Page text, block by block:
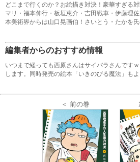
どこまで行くのか？お絵描き対決！豪華すぎる
マリ・福本伸行・板垣恵介・吉田戦車・伊藤理
本美術界からは山口晃画伯！さいとう・たかを氏
編集者からのおすすめ情報
いつまで経っても西原さんはサイバラさんです
します。同時発売の絵本「いきのびる魔法」もよ
＜ 前の巻